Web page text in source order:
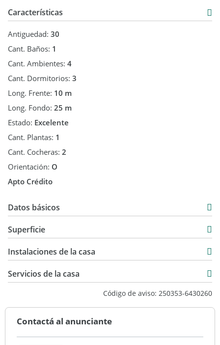
Características
Antiguedad: 30
Cant. Baños: 1
Cant. Ambientes: 4
Cant. Dormitorios: 3
Long. Frente: 10 m
Long. Fondo: 25 m
Estado: Excelente
Cant. Plantas: 1
Cant. Cocheras: 2
Orientación: O
Apto Crédito
Datos básicos
Venta
USD 59.000
Superficie
250 m2
250 m2
Instalaciones de la casa
Servicios de la casa
Código de aviso: 250353-6430260
Contactá al anunciante